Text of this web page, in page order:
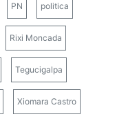
PN politica
Rixi Moncada
Tegucigalpa
Xiomara Castro